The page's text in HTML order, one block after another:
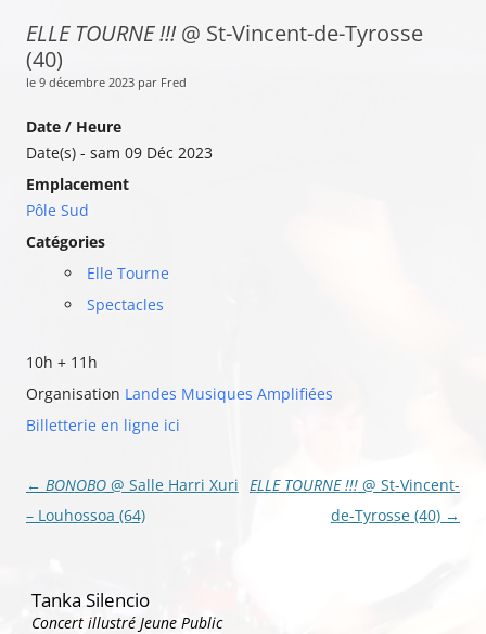
ELLE TOURNE !!!@ St-Vincent-de-Tyrosse
(40)
le 9 décembre 2023 par Fred
Date / Heure
Date(s) - sam 09 Déc 2023
Emplacement
Pôle Sud
Catégories
Elle Tourne
Spectacles
10h + 11h
Organisation Landes Musiques Amplifiées
Billetterie en ligne ici
Navigation
des
← BONOBO @ Salle Harri Xuri
– Louhossoa (64)
ELLE TOURNE !!! @ St-Vincent-
de-Tyrosse (40) →
Tanka Silencio
Concert illustré Jeune Public